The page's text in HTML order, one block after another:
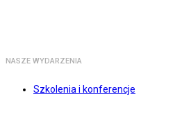
NASZE WYDARZENIA
Szkolenia i konferencje